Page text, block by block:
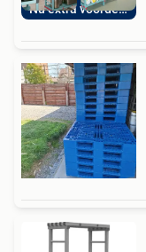
Nu extra voordelig